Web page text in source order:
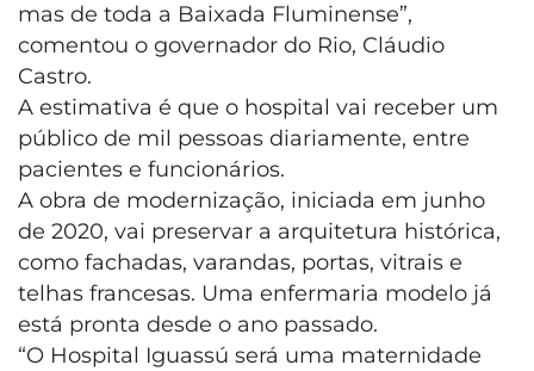
mas de toda a Baixada Fluminense”,
comentou o governador do Rio, Cláudio
Castro.
A estimativa é que o hospital vai receber um
público de mil pessoas diariamente, entre
pacientes e funcionários.
A obra de modernização, iniciada em junho
de 2020, vai preservar a arquitetura histórica,
como fachadas, varandas, portas, vitrais e
telhas francesas. Uma enfermaria modelo já
está pronta desde o ano passado.
“O Hospital Iguassú será uma maternidade